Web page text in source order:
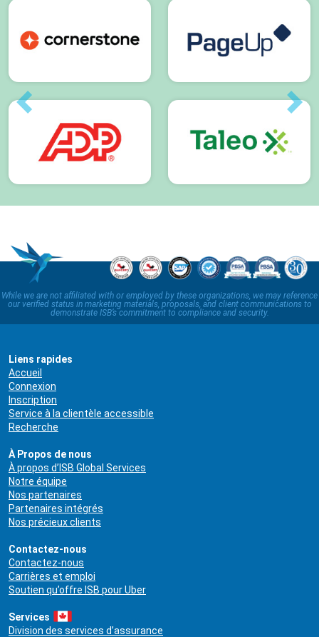
Previous Next
While we are not affiliated with or employed by these organizations, we may reference
our verified status in marketing materials, proposals, and client communications to
demonstrate ISB’s commitment to compliance and security.
Liens rapides
Accueil
Connexion
Inscription
Service à la clientèle accessible
Recherche
À Propos de nous
À propos d’ISB Global Services
Notre équipe
Nos partenaires
Partenaires intégrés
Nos précieux clients
Contactez-nous
Contactez-nous
Carrières et emploi
Soutien qu’offre ISB pour Uber
Services
Division des services d’assurance